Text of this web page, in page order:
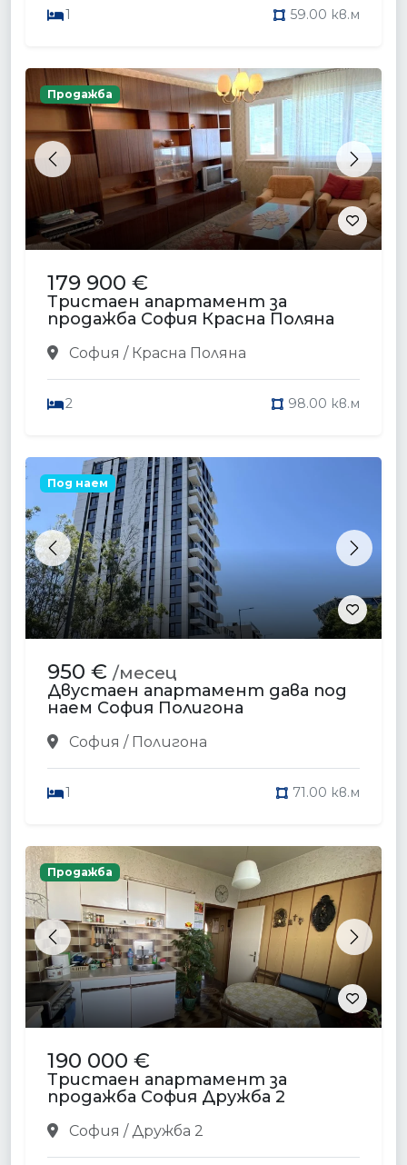
1 59.00 кв.м
Previous Next
Продажба
179 900 €
Тристаен апартамент за
продажба София Красна Поляна
София / Красна Поляна
2 98.00 кв.м
Previous Next
Под наем
950 € /месец
Двустаен апартамент дава под
наем София Полигона
София / Полигона
1 71.00 кв.м
Previous Next
Продажба
190 000 €
Тристаен апартамент за
продажба София Дружба 2
София / Дружба 2